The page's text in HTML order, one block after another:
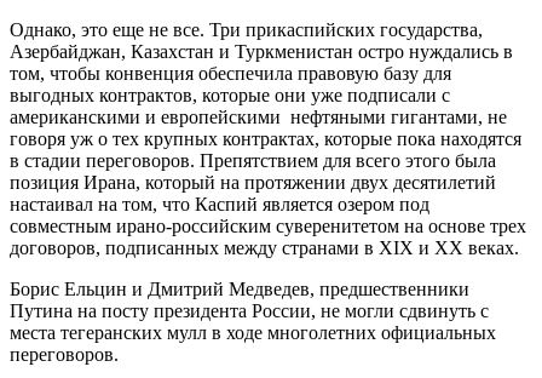
Однако, это еще не все. Три прикаспийских государства,
Азербайджан, Казахстан и Туркменистан остро нуждались в
том, чтобы конвенция обеспечила правовую базу для
выгодных контрактов, которые они уже подписали с
американскими и европейскими нефтяными гигантами, не
говоря уж о тех крупных контрактах, которые пока находятся
в стадии переговоров. Препятствием для всего этого была
позиция Ирана, который на протяжении двух десятилетий
настаивал на том, что Каспий является озером под
совместным ирано-российским суверенитетом на основе трех
договоров, подписанных между странами в XIX и XX веках.
Борис Ельцин и Дмитрий Медведев, предшественники
Путина на посту президента России, не могли сдвинуть с
места тегеранских мулл в ходе многолетних официальных
переговоров.